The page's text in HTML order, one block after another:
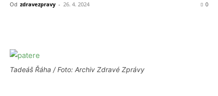
Od zdravezpravy - 26. 4. 2024 0
Tadeáš Řáha / Foto: Archiv Zdravé Zprávy